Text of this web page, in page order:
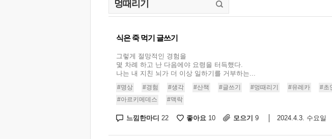
식은 죽 먹기 글쓰기
그렇게 절망적인 경험을
몇 차례 하고 난 다음에야 요령을 터득했다.
나는 내 지친 뇌가 더 이상 일하기를 거부하는...
#명상 #경험 #생각 #산책 #글쓰기 #멍때리기 #유레카
#초
#아르키메데스
#맥락
느낌한마디 22 좋아요 10 모으기 9 2024.4.3. 수요일